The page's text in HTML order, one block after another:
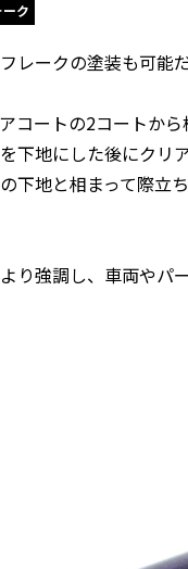
ク
レークの塗装も可能だ
コートの2コートか
下地にした後にクリ
下地と相まって際立
り強調し、車両やパ